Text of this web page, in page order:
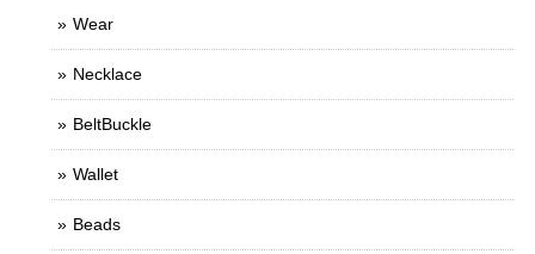
Wear
Necklace
BeltBuckle
Wallet
Beads